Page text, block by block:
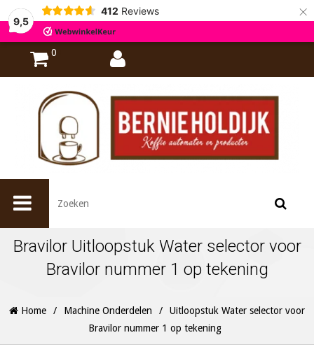
9,5
412 Reviews ×
0
Bravilor Uitloopstuk Water selector voor
Bravilor nummer 1 op tekening
Home / Machine Onderdelen /
Uitloopstuk Water selector voor
Bravilor nummer 1 op tekening